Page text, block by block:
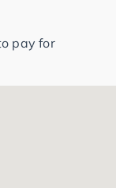
pay for